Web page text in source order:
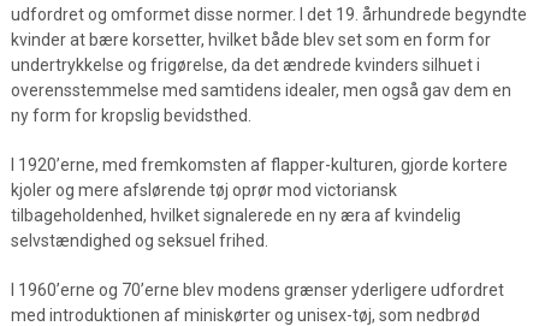
udfordret og omformet disse normer. I det 19. århundrede begyndte
kvinder at bære korsetter, hvilket både blev set som en form for
undertrykkelse og frigørelse, da det ændrede kvinders silhuet i
overensstemmelse med samtidens idealer, men også gav dem en
ny form for kropslig bevidsthed.
I 1920’erne, med fremkomsten af flapper-kulturen, gjorde kortere
kjoler og mere afslørende tøj oprør mod victoriansk
tilbageholdenhed, hvilket signalerede en ny æra af kvindelig
selvstændighed og seksuel frihed.
I 1960’erne og 70’erne blev modens grænser yderligere udfordret
med introduktionen af miniskørter og unisex-tøj, som nedbrød